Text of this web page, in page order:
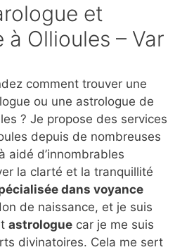
et
Ollioules – Var
comment trouver une
ou une astrologue de
? Je propose des services
depuis de nombreuses
aidé d’innombrables
la clarté et la tranquillité
dans voyance
de naissance, et je suis
astrologue car je me suis
divinatoires. Cela me sert